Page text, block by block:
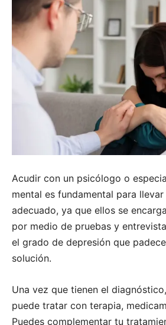
Acudir con un psicólogo o
mental es fundamental para
adecuado, ya que ellos se
por medio de pruebas y
el grado de depresión que
solución.
Una vez que tienen el
puede tratar con terapia,
Puedes complementar tu